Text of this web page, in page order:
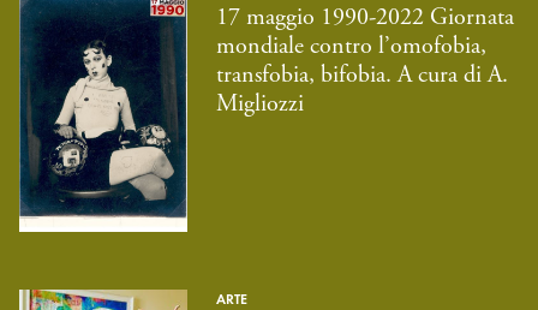
17 maggio 1990-2022 Giornata
mondiale contro l’omofobia,
transfobia, bifobia. A cura di A.
Migliozzi
ARTE